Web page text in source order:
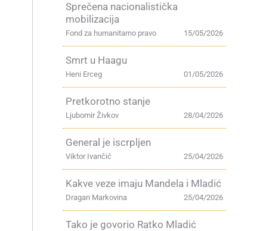
Sprečena nacionalistička
mobilizacija
15/05/2026
Fond za humanitarno pravo
Smrt u Haagu
01/05/2026
Heni Erceg
Pretkorotno stanje
28/04/2026
Ljubomir Živkov
General je iscrpljen
25/04/2026
Viktor Ivančić
Kakve veze imaju Mandela i Mladić
25/04/2026
Dragan Markovina
Tako je govorio Ratko Mladić